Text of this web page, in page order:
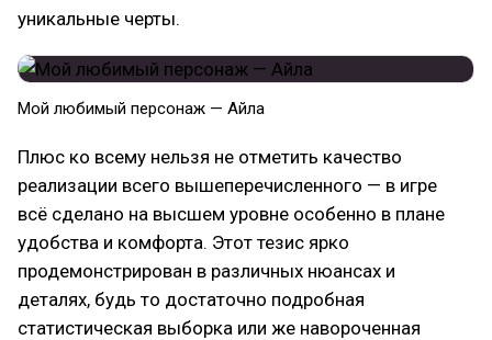
уникальные черты.
Мой любимый персонаж — Айла
Плюс ко всему нельзя не отметить качество
реализации всего вышеперечисленного — в игре
всё сделано на высшем уровне особенно в плане
удобства и комфорта. Этот тезис ярко
продемонстрирован в различных нюансах и
деталях, будь то достаточно подробная
статистическая выборка или же навороченная